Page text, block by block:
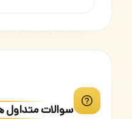
سوالات متداول